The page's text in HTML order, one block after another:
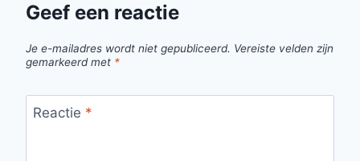
Geef een reactie
Je e-mailadres wordt niet gepubliceerd. Vereiste velden zijn
gemarkeerd met *
Reactie *